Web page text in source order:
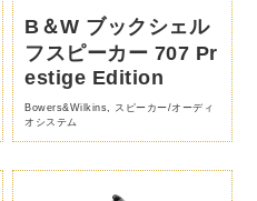
B＆W ブックシェル
フスピーカー 707 Pr
estige Edition
Bowers&Wilkins, スピーカー/オーディ
オシステム